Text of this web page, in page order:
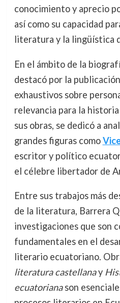
conocimiento y aprecio
así como su capacidad
literatura y la lingüística
En el ámbito de la
destacó por la
exhaustivos sobre
relevancia para la
sus obras, se dedicó a
grandes figuras como
escritor y político
el célebre libertador de
Entre sus trabajos más
de la literatura, Barrera
investigaciones que son
fundamentales en el
literario ecuatoriano.
literatura castellanay
ecuatorianason